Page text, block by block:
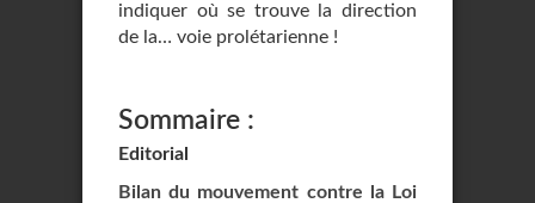
indiquer où se trouve la direction
de la… voie prolétarienne !
Sommaire :
Editorial
Bilan du mouvement contre la Loi